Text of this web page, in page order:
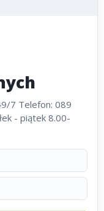
7 Telefon: 089
- piątek 8.00-